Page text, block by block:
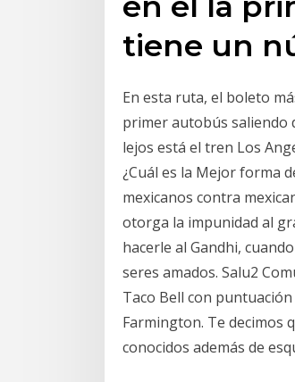
tiene un
En esta ruta, el boleto
primer autobús saliendo
lejos está el tren Los
¿Cuál es la Mejor forma
mexicanos contra
otorga la impunidad al
hacerle al Gandhi,
seres amados. Salu2
Taco Bell con
Farmington. Te decimos
conocidos además de